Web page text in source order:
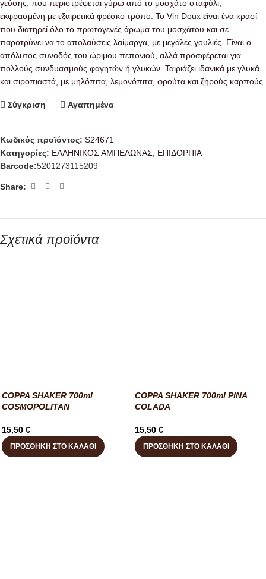
γεύσης, που περιστρέφεται γύρω από το μοσχάτο σταφύλι,
εκφρασμένη με εξαιρετικά φρέσκο τρόπο. Το Vin Doux είναι ένα κρασί
που διατηρεί όλο το πρωτογενές άρωμα του μοσχάτου και σε
παροτρύνει να το απολαύσεις λαίμαργα, με μεγάλες γουλιές. Είναι ο
απόλυτος συνοδός του ώριμου πεπονιού, αλλά προσφέρεται για
πολλούς συνδυασμούς φαγητών ή γλυκών. Ταιριάζει ιδανικά με γλυκά
και σιροπιαστά, με μηλόπιτα, λεμονόπιτα, φρούτα και ξηρούς καρπούς.
Σύγκριση Αγαπημένα
Κωδικός προϊόντος: S24671
Κατηγορίες: ΕΛΛΗΝΙΚΟΣ ΑΜΠΕΛΩΝΑΣ, ΕΠΙΔΟΡΠΙΑ
Barcode:5201273115209
Share:
Σχετικά προϊόντα
COPPA SHAKER 700ml
COSMOPOLITAN
15,50 €
ΠΡΟΣΘΉΚΗ ΣΤΟ ΚΑΛΆΘΙ
COPPA SHAKER 700ml PINA
COLADA
15,50 €
ΠΡΟΣΘΉΚΗ ΣΤΟ ΚΑΛΆΘΙ